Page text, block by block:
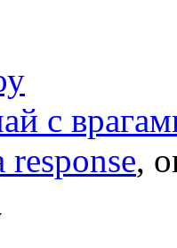
с
response,